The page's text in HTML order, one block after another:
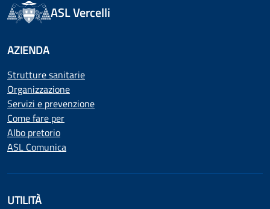
ASL Vercelli
AZIENDA
Strutture sanitarie
Organizzazione
Servizi e prevenzione
Come fare per
Albo pretorio
ASL Comunica
UTILITÀ